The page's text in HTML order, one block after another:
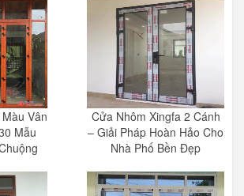
Vân
Mẫu
Cửa Nhôm Xingfa 2 Cánh
– Giải Pháp Hoàn Hảo Cho
Nhà Phố Bền Đẹp